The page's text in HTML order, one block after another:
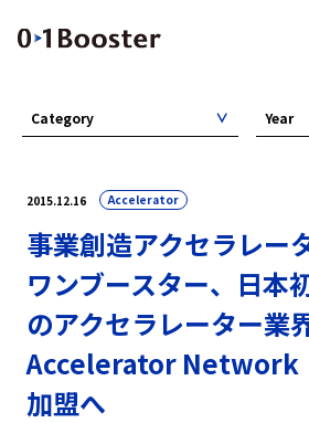
2015.12.16 Accelerator
事業創造アクセラレ
ワンブースター、日本
のアクセラレーター業
Accelerator Network
加盟へ
Category Year